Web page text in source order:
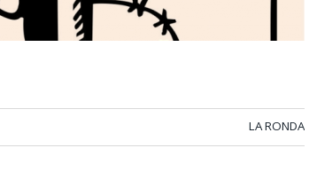
LA RONDA